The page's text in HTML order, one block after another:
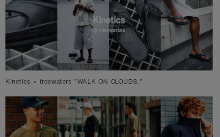
Kinetics × freewaters "WALK ON CLOUDS."